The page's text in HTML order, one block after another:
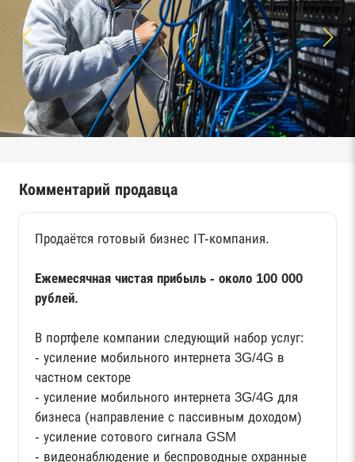
Комментарий продавца
Продаётся готовый бизнес IT-компания.
Ежемесячная чистая прибыль - около 100 000
рублей.
В портфеле компании следующий набор услуг:
- усиление мобильного интернета 3G/4G в
частном секторе
- усиление мобильного интернета 3G/4G для
бизнеса (направление с пассивным доходом)
- усиление сотового сигнала GSM
- видеонаблюдение и беспроводные охранные